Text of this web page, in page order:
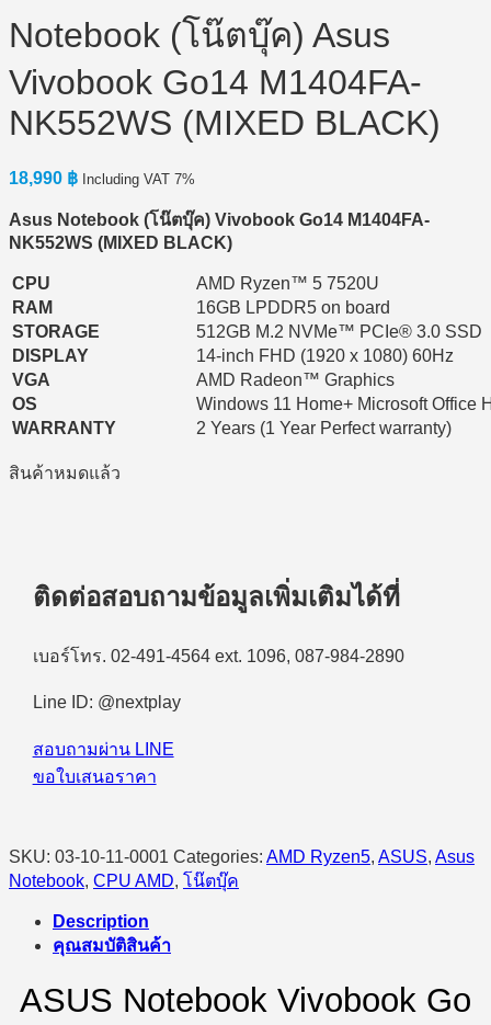
Notebook (โน๊ตบุ๊ค) Asus
Vivobook Go14 M1404FA-
NK552WS (MIXED BLACK)
18,990 ฿ Including VAT 7%
Asus Notebook (โน๊ตบุ๊ค) Vivobook Go14 M1404FA-
NK552WS (MIXED BLACK)
CPU
AMD Ryzen™ 5 7520U
RAM
16GB LPDDR5 on board
STORAGE
512GB M.2 NVMe™ PCIe® 3.0 SSD
DISPLAY
14-inch FHD (1920 x 1080) 60Hz
VGA
AMD Radeon™ Graphics
OS
Windows 11 Home+ Microsoft Office
WARRANTY
2 Years (1 Year Perfect warranty)
สินค้าหมดแล้ว
ติดต่อสอบถามข้อมูลเพิ่มเติมได้ที่
เบอร์โทร. 02-491-4564 ext. 1096, 087-984-2890
Line ID: @nextplay
สอบถามผ่าน LINE
ขอใบเสนอราคา
SKU: 03-10-11-0001 Categories: AMD Ryzen5, ASUS, Asus
Notebook, CPU AMD, โน๊ตบุ๊ค
Description
คุณสมบัติสินค้า
ASUS Notebook Vivobook Go